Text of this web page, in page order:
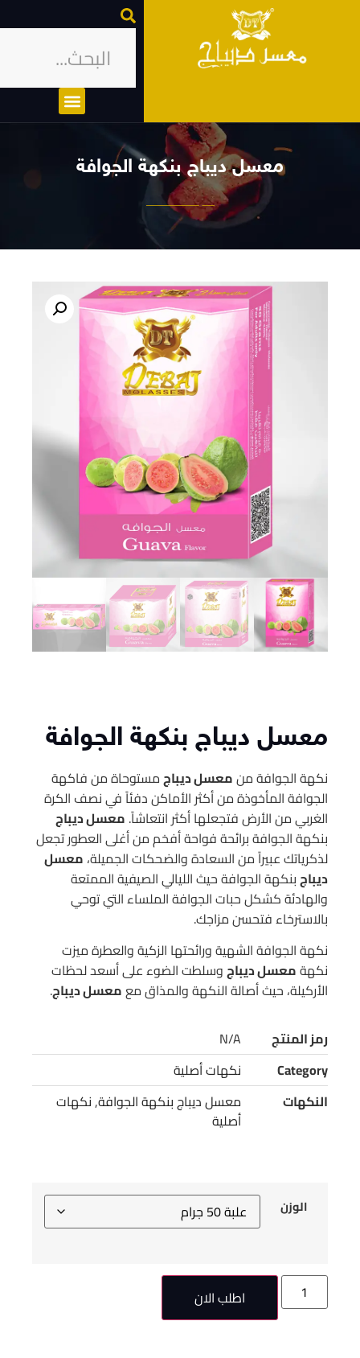
معسل ديباج بنكهة الجوافة
معسل ديباج بنكهة الجوافة
نكهة الجوافة منمعسل ديباجمستوحاة من فاكهة
الجوافة المأخوذة من أكثر الأماكن دفئاً في نصف الكرة
الغربي من الأرض فتجعلها أكثر انتعاشاً.معسل ديباج
بنكهة الجوافة برائحة فواحة أفخم من أغلى العطور تجعل
لذكرياتك عبيراً من السعادة والضحكات الجميلة،معسل
ديباجبنكهة الجوافة حيث الليالي الصيفية الممتعة
والهادئة كشكل حبات الجوافة الملساء التي توحي
بالاسترخاء فتحسن مزاجك.
نكهة الجوافة الشهية ورائحتها الزكية والعطرة ميزت
نكهةمعسل ديباجوسلطت الضوء على أسعد لحظات
الأركيلة، حيث أصالة النكهة والمذاق معمعسل ديباج.
رمز المنتج
Category
نكهات أصلية
النكهات
معسل ديباج بنكهة الجوافة,نكهات
أصلية
الوزن
اطلب الان